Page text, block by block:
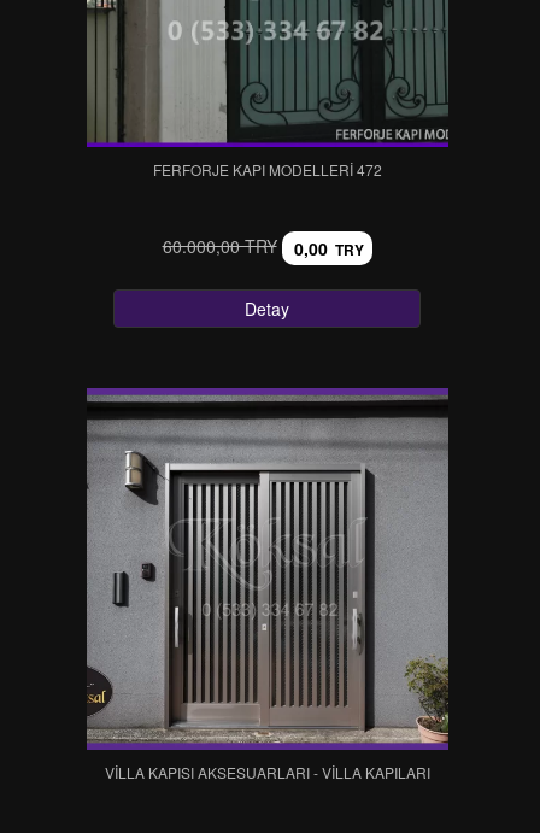
FERFORJE KAPI MODELLERI 472
60.000,00 TRY 0,00 TRY
Detay
VİLLA KAPISI AKSESUARLARI - VİLLA KAPILARI